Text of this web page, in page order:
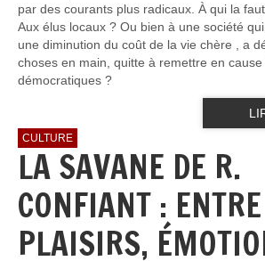
par des courants plus radicaux. À qui la
Aux élus locaux ? Ou bien à une société
une diminution du coût de la vie chère , a
choses en main, quitte à remettre en
démocratiques ?
CULTURE
LA SAVANE DE R.
CONFIANT : ENTRE
PLAISIRS,